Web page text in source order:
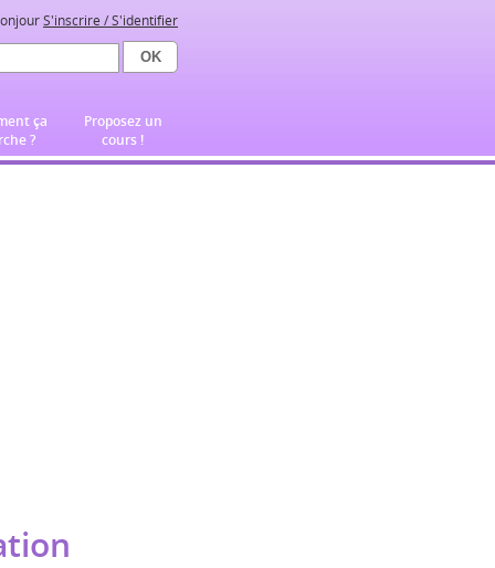
S'inscrire / S'identifier
ça
?
Proposez un
cours !